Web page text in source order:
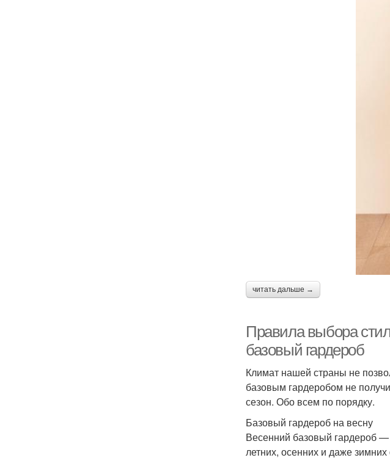
читать дальше →
Правила выбора
базовый гардероб
Климат нашей страны не
базовым гардеробом не
сезон. Обо всем по порядку.
Базовый гардероб на весну
Весенний базовый гардероб —
летних, осенних и даже зимних